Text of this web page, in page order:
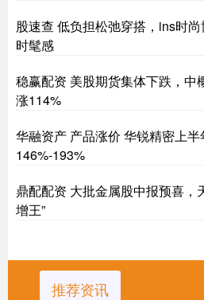
股速查 低负担松弛穿搭，ins时
时髦感
稳赢配资 美股期货集体下跌，中
涨114%
华融资产 产品涨价 华锐精密上
146%-193%
鼎配配资 大批金属股中报预喜，
增王”
推荐资讯